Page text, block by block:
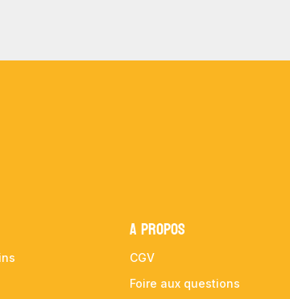
A propos
CGV
Foire aux questions